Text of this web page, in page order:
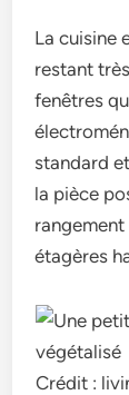
La cuisine
restant
fenêtres
standard
la pièce
étagères
Crédit :